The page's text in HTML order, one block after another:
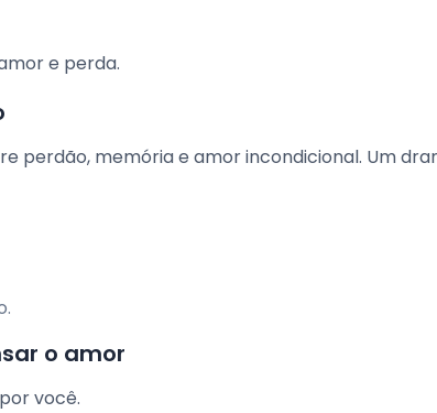
e perda.
perdão, memória e amor incondicional. Um
o amor
você.